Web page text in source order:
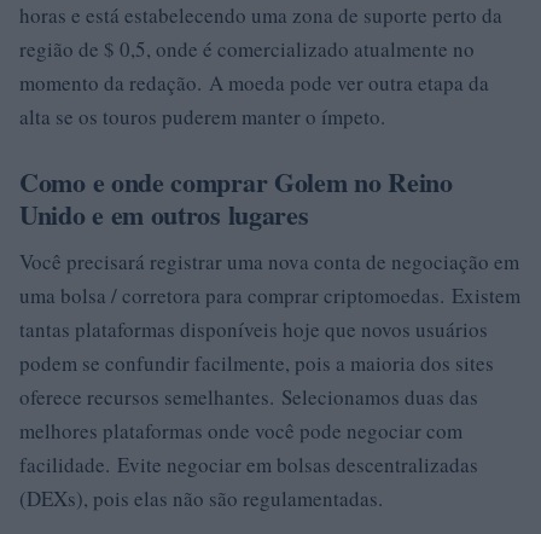
horas e está estabelecendo uma zona de suporte perto da
região de $ 0,5, onde é comercializado atualmente no
momento da redação. A moeda pode ver outra etapa da
alta se os touros puderem manter o ímpeto.
Como e onde comprar Golem no Reino
Unido e em outros lugares
Você precisará registrar uma nova conta de negociação em
uma bolsa / corretora para comprar criptomoedas. Existem
tantas plataformas disponíveis hoje que novos usuários
podem se confundir facilmente, pois a maioria dos sites
oferece recursos semelhantes. Selecionamos duas das
melhores plataformas onde você pode negociar com
facilidade. Evite negociar em bolsas descentralizadas
(DEXs), pois elas não são regulamentadas.